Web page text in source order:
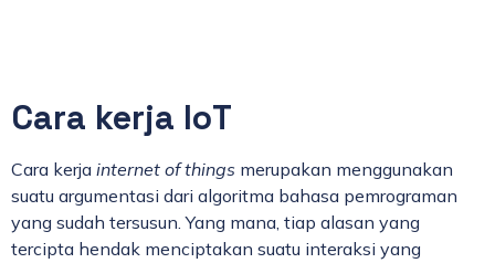
Cara kerja IoT
Cara kerja internet of things merupakan menggunakan
suatu argumentasi dari algoritma bahasa pemrograman
yang sudah tersusun. Yang mana, tiap alasan yang
tercipta hendak menciptakan suatu interaksi yang